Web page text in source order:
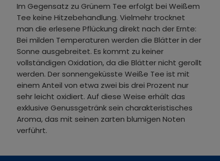
Im Gegensatz zu Grünem Tee erfolgt bei Weißem
Tee keine Hitzebehandlung. Vielmehr trocknet
man die erlesene Pflückung direkt nach der Ernte:
Bei milden Temperaturen werden die Blätter in der
Sonne ausgebreitet. Es kommt zu keiner
vollständigen Oxidation, da die Blätter nicht gerollt
werden. Der sonnengeküsste Weiße Tee ist mit
einem Anteil von etwa zwei bis drei Prozent nur
sehr leicht oxidiert. Auf diese Weise erhält das
exklusive Genussgetränk sein charakteristisches
Aroma, das mit seinen zarten blumigen Noten
verführt.